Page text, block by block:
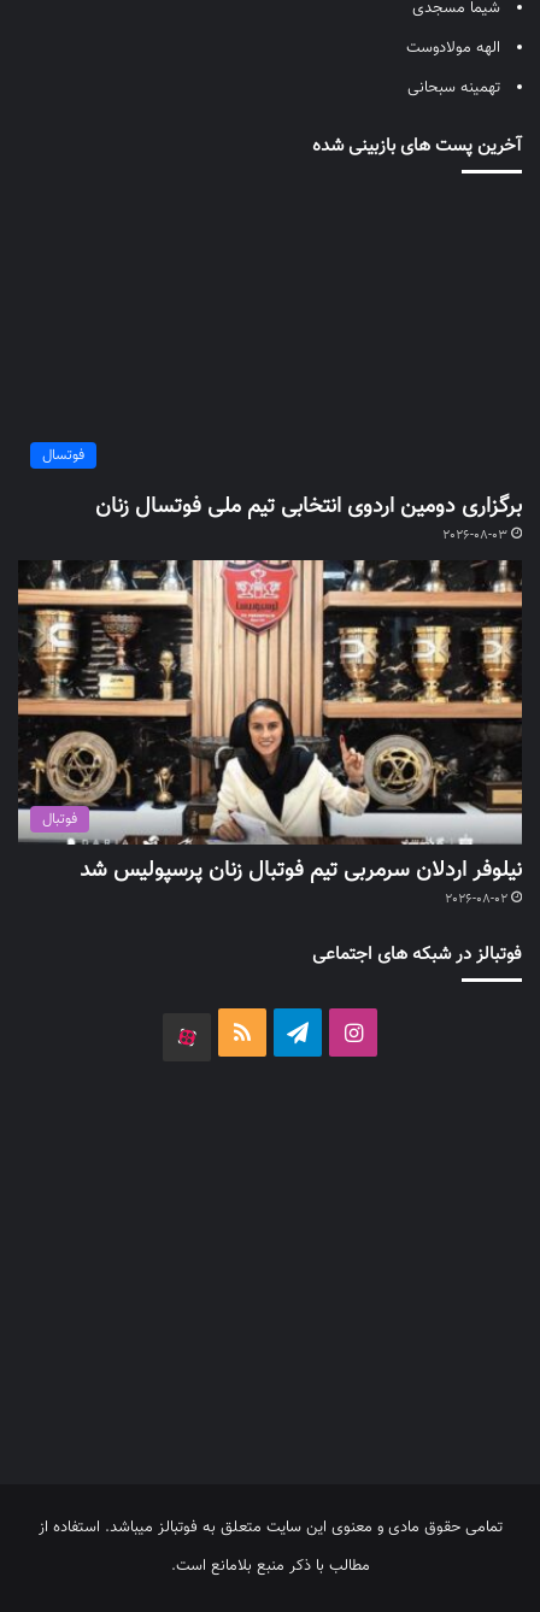
شیما مسجدی
الهه مولادوست
تهمینه سبحانی
آخرین پست های بازبینی شده
فوتسال
برگزاری دومین اردوی انتخابی تیم ملی فوتسال زنان
2026-08-03
فوتبال
نیلوفر اردلان سرمربی تیم فوتبال زنان پرسپولیس شد
2026-08-02
فوتبالز در شبکه های اجتماعی
اینستاگرامتلگرام خوراک
تمامی حقوق مادی و معنوی این سایت متعلق به فوتبالز میباشد. استفاده از
مطالب با ذکر منبع بلامانع است.